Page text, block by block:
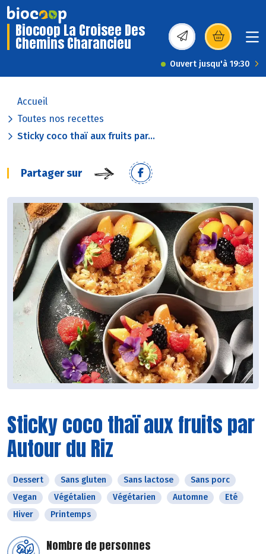
Biocoop La Croisee Des
Chemins Charancieu (s’ouvre dans une
Ouvert jusqu'à 19:30
Accueil
Toutes nos recettes
Sticky coco thaï aux fruits par...
Partager sur
Sticky coco thaï aux fruits par
Autour du Riz
Dessert Sans gluten Sans lactose
Sans porc
Vegan
Végétalien Végétarien Automne
Eté
Hiver
Printemps
Nombre de personnes